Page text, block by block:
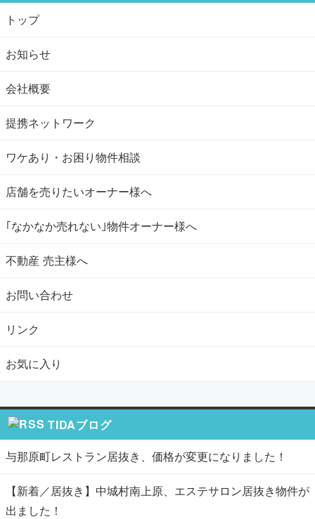
トップ
お知らせ
会社概要
提携ネットワーク
ワケあり・お困り物件相談
店舗を売りたいオーナー様へ
｢なかなか売れない｣物件オーナー様へ
不動産 売主様へ
お問い合わせ
リンク
お気に入り
TIDAブログ
与那原町レストラン居抜き、価格が変更になりました！
【新着／居抜き】中城村南上原、エステサロン居抜き物件が
出ました！